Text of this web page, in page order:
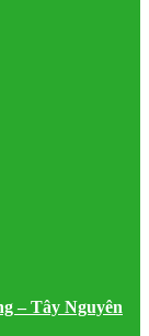
– Tây Nguyên